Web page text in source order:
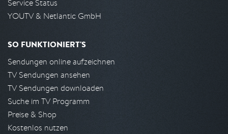
Service Status
YOUTV & Netlantic GmbH
SO FUNKTIONIERT'S
Sendungen online aufzeichnen
TV Sendungen ansehen
TV Sendungen downloaden
Suche im TV Programm
Preise & Shop
Kostenlos nutzen